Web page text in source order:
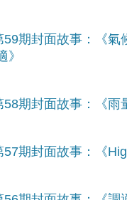
期封面故事：《
期封面故事：《雨
期封面故事：《